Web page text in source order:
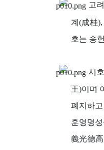
고
계(成桂
호는 송
시
王)이며
폐지하
훈영명
義光德